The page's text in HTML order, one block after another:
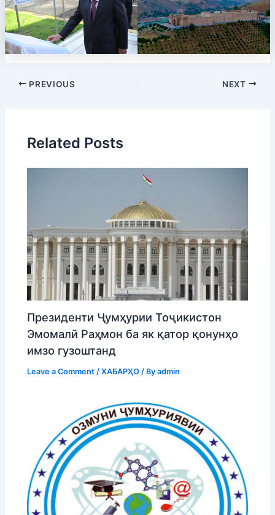
PREVIOUS NEXT
Related Posts
Президенти Ҷумҳурии Тоҷикистон
Эмомалӣ Раҳмон ба як қатор қонунҳо
имзо гузоштанд
Leave a Comment /ХАБАРҲО / Byadmin